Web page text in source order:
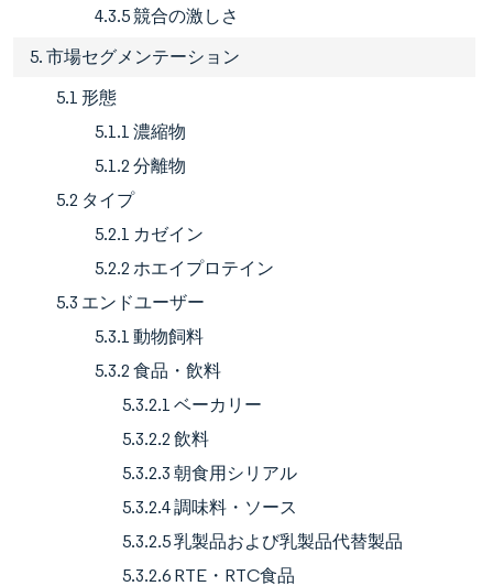
4.3.5 競合の激しさ
5. 市場セグメンテーション
5.1 形態
5.1.1 濃縮物
5.1.2 分離物
5.2 タイプ
5.2.1 カゼイン
5.2.2 ホエイプロテイン
5.3 エンドユーザー
5.3.1 動物飼料
5.3.2 食品・飲料
5.3.2.1 ベーカリー
5.3.2.2 飲料
5.3.2.3 朝食用シリアル
5.3.2.4 調味料・ソース
5.3.2.5 乳製品および乳製品代替製品
5.3.2.6 RTE・RTC食品